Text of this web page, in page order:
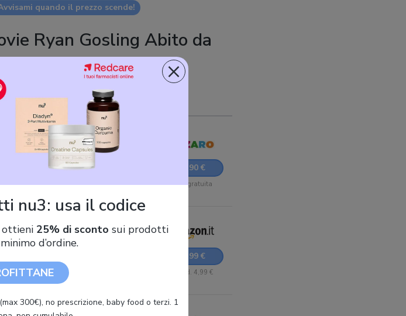
quando il prezzo scende!
Ryan Gosling Abito da
Il Film Ken Surfista Giorno Perfetto 34,90 €
Sped. gratuita
bambola con completo da
tavola da surf e sneaker
3+ anni, JBJ54
34,99 €
+ Sped. 4,99 €
×
nu3: usa il codice
25% di sconto sui prodotti
d’ordine.
300€), no prescrizione, baby food o terzi. 1